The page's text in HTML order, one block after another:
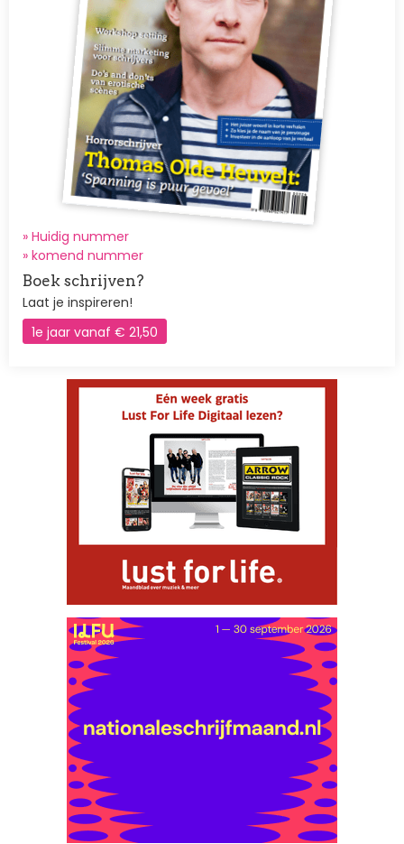
» Huidig nummer
» komend nummer
Boek schrijven?
Laat je inspireren!
1e jaar vanaf € 21,50